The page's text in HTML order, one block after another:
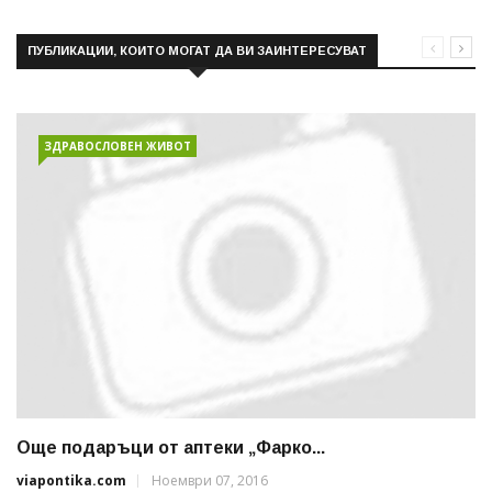
ПУБЛИКАЦИИ, КОИТО МОГАТ ДА ВИ ЗАИНТЕРЕСУВАТ
ЗДРАВОСЛОВЕН ЖИВОТ
Още подаръци от аптеки „Фарко...
viapontika.com
Ноември 07, 2016